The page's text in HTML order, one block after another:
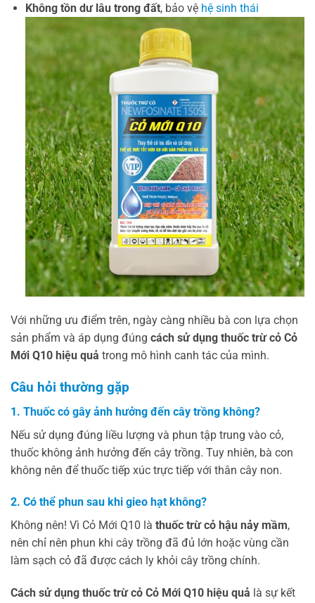
Không tồn dư lâu trong đất, bảo vệ hệ sinh thái
Với những ưu điểm trên, ngày càng nhiều bà con lựa chọn
sản phẩm và áp dụng đúng cách sử dụng thuốc trừ cỏ Cỏ
Mới Q10 hiệu quả trong mô hình canh tác của mình.
Câu hỏi thường gặp
1. Thuốc có gây ảnh hưởng đến cây trồng không?
Nếu sử dụng đúng liều lượng và phun tập trung vào cỏ,
thuốc không ảnh hưởng đến cây trồng. Tuy nhiên, bà con
không nên để thuốc tiếp xúc trực tiếp với thân cây non.
2. Có thể phun sau khi gieo hạt không?
Không nên! Vì Cỏ Mới Q10 là thuốc trừ cỏ hậu nảy mầm,
nên chỉ nên phun khi cây trồng đã đủ lớn hoặc vùng cần
làm sạch cỏ đã được cách ly khỏi cây trồng chính.
Cách sử dụng thuốc trừ cỏ Cỏ Mới Q10 hiệu quả là sự kết